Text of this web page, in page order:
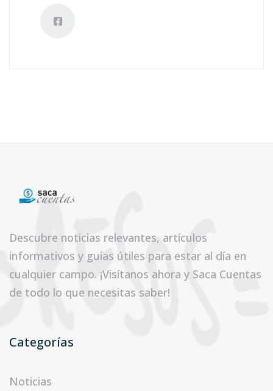
Descubre noticias relevantes, artículos
informativos y guías útiles para estar al día en
cualquier campo. ¡Visítanos ahora y Saca Cuentas
de todo lo que necesitas saber!
Categorías
Noticias